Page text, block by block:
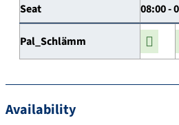
Seat 08:00 -
Pal_Schlämm
Availability